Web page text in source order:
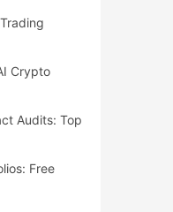
Crypto
Audits: Top
Free